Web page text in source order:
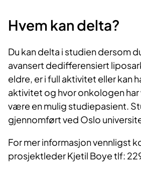
Hvem kan delta?
Du kan delta i studien dersom
avansert dedifferensiert
eldre, er i full aktivitet eller kan
aktivitet og hvor onkologen har
være en mulig studiepasient.
gjennomført ved Oslo
For mer informasjon vennligst
prosjektleder Kjetil Boye tlf: